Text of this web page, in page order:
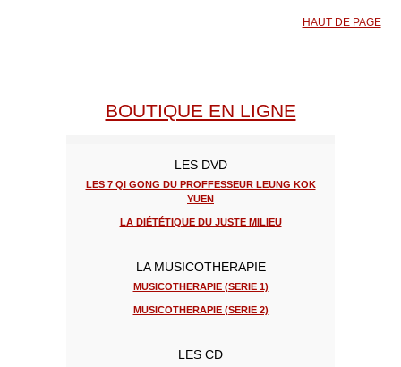
HAUT DE PAGE
BOUTIQUE EN LIGNE
LES DVD
LES 7 QI GONG DU PROFFESSEUR LEUNG KOK
YUEN
LA DIÉTÉTIQUE DU JUSTE MILIEU
LA MUSICOTHERAPIE
MUSICOTHERAPIE (SERIE 1)
MUSICOTHERAPIE (SERIE 2)
LES CD